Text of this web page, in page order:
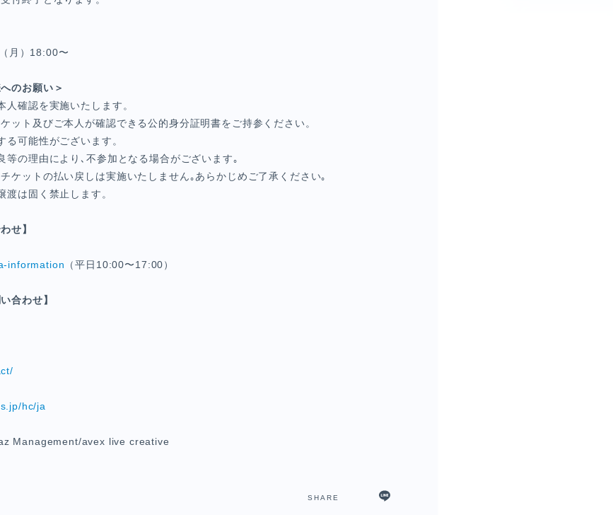
月）18:00〜
のお願い＞
確認を実施いたします。
ット及びご本人が確認できる公的身分証明書をご持参ください。
可能性がございます。
等の理由により､不参加となる場合がございます｡
ケットの払い戻しは実施いたしません｡あらかじめご了承ください｡
は固く禁止します。
せ】
information （平日10:00〜17:00）
合わせ】
hc/ja
Management/avex live creative
SHARE